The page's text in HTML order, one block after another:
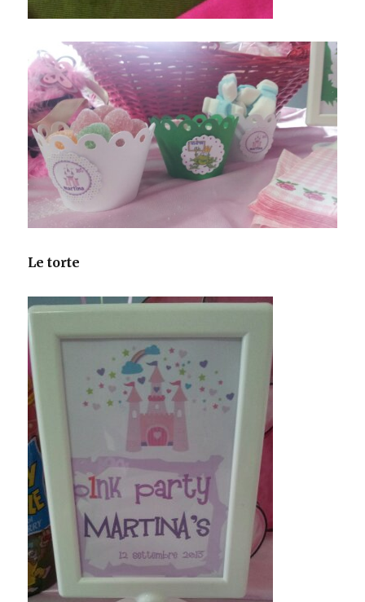
Le torte